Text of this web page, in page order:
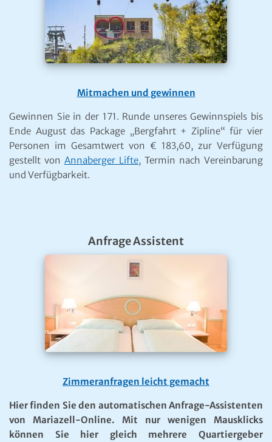
Mitmachen und gewinnen
Gewinnen Sie in der 171. Runde unseres Gewinnspiels bis
Ende August das Package „Bergfahrt + Zipline“ für vier
Personen im Gesamtwert von € 183,60, zur Verfügung
gestellt von Annaberger Lifte, Termin nach Vereinbarung
und Verfügbarkeit.
Anfrage Assistent
Zimmeranfragen leicht gemacht
Hier finden Sie den automatischen Anfrage-Assistenten
von Mariazell-Online. Mit nur wenigen Mausklicks
können Sie hier gleich mehrere Quartiergeber